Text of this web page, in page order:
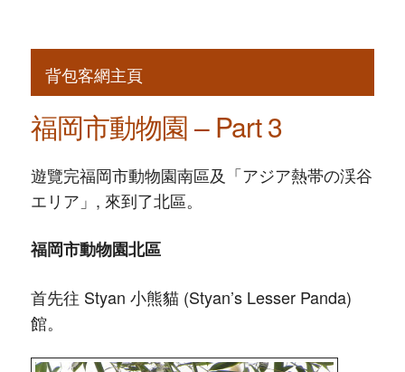
背包客網主頁
福岡市動物園 – Part 3
遊覽完福岡市動物園南區及「アジア熱帯の渓谷
エリア」, 來到了北區。
福岡市動物園北區
首先往 Styan 小熊貓 (Styan’s Lesser Panda)
館。